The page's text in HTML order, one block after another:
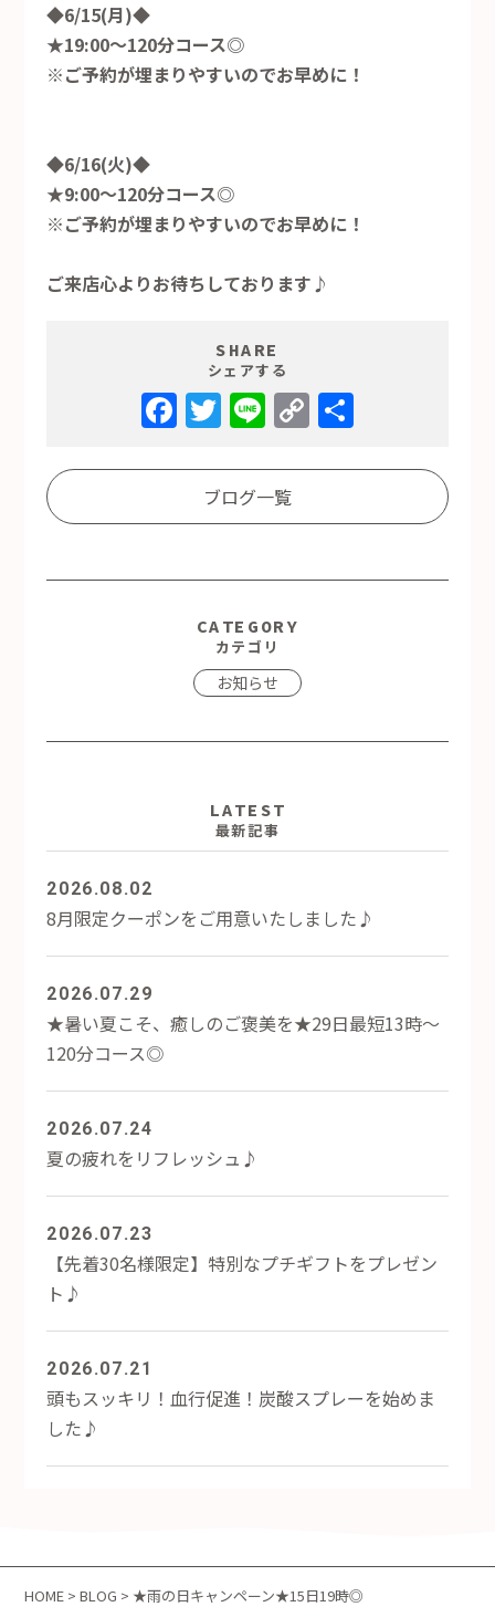
◆6/15(月)◆
★19:00～120分コース◎
※ご予約が埋まりやすいのでお早めに！
◆6/16(火)◆
★9:00～120分コース◎
※ご予約が埋まりやすいのでお早めに！
ご来店心よりお待ちしております♪
SHARE
シェアする
Facebook
Twitter
LineCopy
Link
ブログ一覧
CATEGORY
カテゴリ
お知らせ
LATEST
最新記事
2026.08.02
8月限定クーポンをご用意いたしました♪
2026.07.29
★暑い夏こそ、癒しのご褒美を★29日最短13時～
120分コース◎
2026.07.24
夏の疲れをリフレッシュ♪
2026.07.23
【先着30名様限定】特別なプチギフトをプレゼン
ト♪
2026.07.21
頭もスッキリ！血行促進！炭酸スプレーを始めま
した♪
HOME >BLOG > ★雨の日キャンペーン★15日19時◎